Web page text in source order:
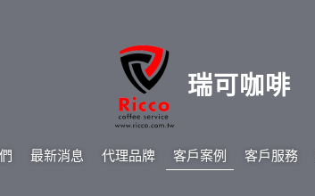
瑞可咖啡
最新消息 代理品牌 客戶案例 客戶服務